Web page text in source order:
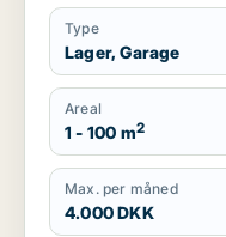
Type
Lager, Garage
Areal
1 - 100 m2
Max. per måned
4.000 DKK